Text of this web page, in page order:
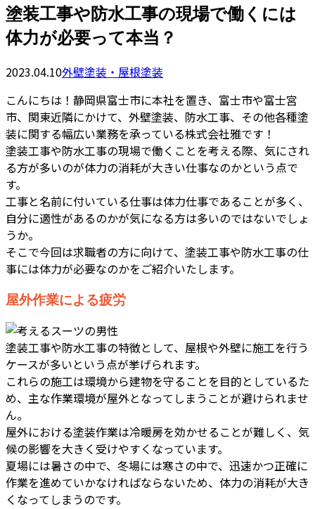
塗装工事や防水工事の現場で働くには
体力が必要って本当？
2023.04.10外壁塗装・屋根塗装
こんにちは！静岡県富士市に本社を置き、富士市や富士宮
市、関東近隣にかけて、外壁塗装、防水工事、その他各種塗
装に関する幅広い業務を承っている株式会社雅です！
塗装工事や防水工事の現場で働くことを考える際、気にされ
る方が多いのが体力の消耗が大きい仕事なのかという点で
す。
工事と名前に付いている仕事は体力仕事であることが多く、
自分に適性があるのかが気になる方は多いのではないでしょ
うか。
そこで今回は求職者の方に向けて、塗装工事や防水工事の仕
事には体力が必要なのかをご紹介いたします。
屋外作業による疲労
塗装工事や防水工事の特徴として、屋根や外壁に施工を行う
ケースが多いという点が挙げられます。
これらの施工は環境から建物を守ることを目的としているた
め、主な作業環境が屋外となってしまうことが避けられませ
ん。
屋外における塗装作業は冷暖房を効かせることが難しく、気
候の影響を大きく受けやすくなっています。
夏場には暑さの中で、冬場には寒さの中で、迅速かつ正確に
作業を進めていかなければならないため、体力の消耗が大き
くなってしまうのです。